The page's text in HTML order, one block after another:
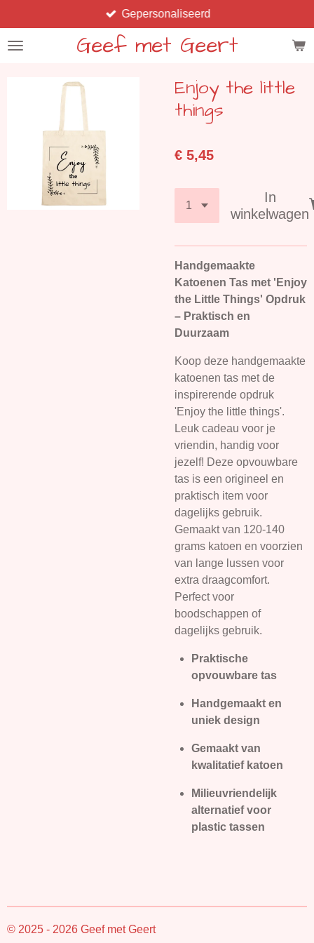
direct
naar
hoofdinhoud
Geef met Geert
Gepersonaliseerd
Enjoy the little
things
€ 5,45
In
winkelwagen
Handgemaakte
Katoenen Tas met 'Enjoy
the Little Things' Opdruk
– Praktisch en
Duurzaam
Koop deze handgemaakte
katoenen tas met de
inspirerende opdruk
'Enjoy the little things'.
Leuk cadeau voor je
vriendin, handig voor
jezelf! Deze opvouwbare
tas is een origineel en
praktisch item voor
dagelijks gebruik.
Gemaakt van 120-140
grams katoen en voorzien
van lange lussen voor
extra draagcomfort.
Perfect voor
boodschappen of
dagelijks gebruik.
Praktische
opvouwbare tas
Handgemaakt en
uniek design
Gemaakt van
kwalitatief katoen
Milieuvriendelijk
alternatief voor
plastic tassen
© 2025 - 2026 Geef met Geert